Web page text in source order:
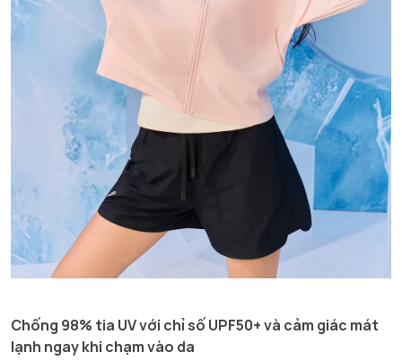
Chống 98% tia UV với chỉ số UPF50+ và cảm giác mát
lạnh ngay khi chạm vào da